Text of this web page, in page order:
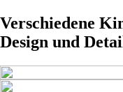
Verschiedene
Design und